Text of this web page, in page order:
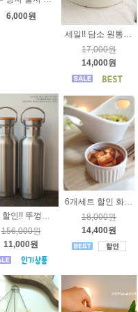
6,000원
세일!! 담소 원통접시 1호 2호 -순수 국내산 고급도자기
17,000원
14,000원
4개 할인!! 뚜껑안쪽까지 올스텐 텀블러 500ml 손잡이형 - 고급 18/8 스텐레스 24시간 보온 보냉 ,BPA FREE 스텐보온병, 하우텀블러 보냉병 보온병 보냉병 HOWW 컵앤컵텀블러
156,000원
11,000원
6개세트 할인 화이트 라메킨 8cm [ 오븐용도자기 ] HB0284 제과볼 반찬기
18,000원
14,400원